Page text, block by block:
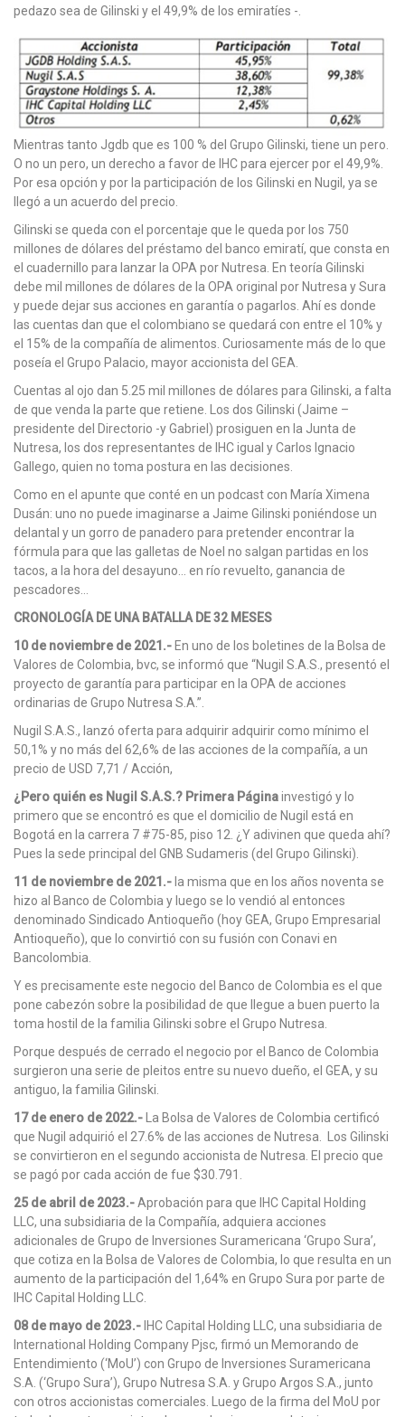
pedazo sea de Gilinski y el 49,9% de los emiratíes -.
Mientras tanto Jgdb que es 100 % del Grupo Gilinski, tiene un pero.
O no un pero, un derecho a favor de IHC para ejercer por el 49,9%.
Por esa opción y por la participación de los Gilinski en Nugil, ya se
llegó a un acuerdo del precio.
Gilinski se queda con el porcentaje que le queda por los 750
millones de dólares del préstamo del banco emiratí, que consta en
el cuadernillo para lanzar la OPA por Nutresa. En teoría Gilinski
debe mil millones de dólares de la OPA original por Nutresa y Sura
y puede dejar sus acciones en garantía o pagarlos. Ahí es donde
las cuentas dan que el colombiano se quedará con entre el 10% y
el 15% de la compañía de alimentos. Curiosamente más de lo que
poseía el Grupo Palacio, mayor accionista del GEA.
Cuentas al ojo dan 5.25 mil millones de dólares para Gilinski, a falta
de que venda la parte que retiene. Los dos Gilinski (Jaime –
presidente del Directorio -y Gabriel) prosiguen en la Junta de
Nutresa, los dos representantes de IHC igual y Carlos Ignacio
Gallego, quien no toma postura en las decisiones.
Como en el apunte que conté en un podcast con María Ximena
Dusán: uno no puede imaginarse a Jaime Gilinski poniéndose un
delantal y un gorro de panadero para pretender encontrar la
fórmula para que las galletas de Noel no salgan partidas en los
tacos, a la hora del desayuno… en río revuelto, ganancia de
pescadores…
CRONOLOGÍA DE UNA BATALLA DE 32 MESES
10 de noviembre de 2021.-En uno de los boletines de la Bolsa de
Valores de Colombia, bvc, se informó que “Nugil S.A.S., presentó el
proyecto de garantía para participar en la OPA de acciones
ordinarias de Grupo Nutresa S.A.”.
Nugil S.A.S., lanzó oferta para adquirir adquirir como mínimo el
50,1% y no más del 62,6% de las acciones de la compañía, a un
precio de USD 7,71 / Acción,
¿Pero quién es Nugil S.A.S.? Primera Páginainvestigó y lo
primero que se encontró es que el domicilio de Nugil está en
Bogotá en la carrera 7 #75-85, piso 12. ¿Y adivinen que queda ahí?
Pues la sede principal del GNB Sudameris (del Grupo Gilinski).
11 de noviembre de 2021.-la misma que en los años noventa se
hizo al Banco de Colombia y luego se lo vendió al entonces
denominado Sindicado Antioqueño (hoy GEA, Grupo Empresarial
Antioqueño), que lo convirtió con su fusión con Conavi en
Bancolombia.
Y es precisamente este negocio del Banco de Colombia es el que
pone cabezón sobre la posibilidad de que llegue a buen puerto la
toma hostil de la familia Gilinski sobre el Grupo Nutresa.
Porque después de cerrado el negocio por el Banco de Colombia
surgieron una serie de pleitos entre su nuevo dueño, el GEA, y su
antiguo, la familia Gilinski.
17 de enero de 2022.-La Bolsa de Valores de Colombia certificó
que Nugil adquirió el 27.6% de las acciones de Nutresa. Los Gilinski
se convirtieron en el segundo accionista de Nutresa. El precio que
se pagó por cada acción de fue $30.791.
25 de abril de 2023.-Aprobación para que IHC Capital Holding
LLC, una subsidiaria de la Compañía, adquiera acciones
adicionales de Grupo de Inversiones Suramericana ‘Grupo Sura’,
que cotiza en la Bolsa de Valores de Colombia, lo que resulta en un
aumento de la participación del 1,64% en Grupo Sura por parte de
IHC Capital Holding LLC.
08 de mayo de 2023.-IHC Capital Holding LLC, una subsidiaria de
International Holding Company Pjsc, firmó un Memorando de
Entendimiento (‘MoU’) con Grupo de Inversiones Suramericana
S.A. (‘Grupo Sura’), Grupo Nutresa S.A. y Grupo Argos S.A., junto
con otros accionistas comerciales. Luego de la firma del MoU por